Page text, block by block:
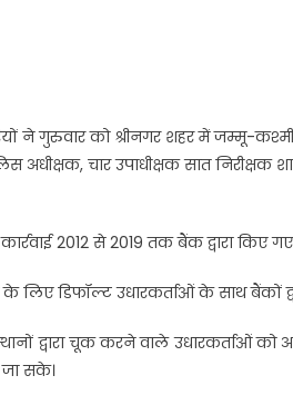
ने गुरुवार को श्रीनगर शहर में जम्मू-
चार उपाधीक्षक सात निरीक्षक
2012 से 2019 तक बैंक द्वारा किए
लिए डिफॉल्ट उधारकर्ताओं के साथ बैंकों
द्वारा चूक करने वाले उधारकर्ताओं को
सके।